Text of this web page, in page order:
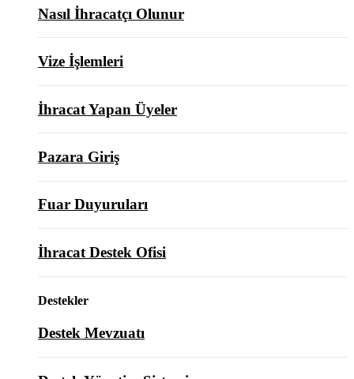
Nasıl İhracatçı Olunur
Vize İşlemleri
İhracat Yapan Üyeler
Pazara Giriş
Fuar Duyuruları
İhracat Destek Ofisi
Destekler
Destek Mevzuatı